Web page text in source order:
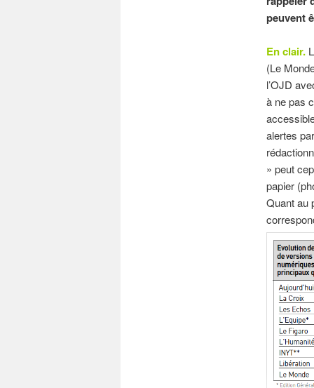
peuvent
En clair.
(Le
l’OJD
à ne pas
alertes
» peut
papier
Quant au